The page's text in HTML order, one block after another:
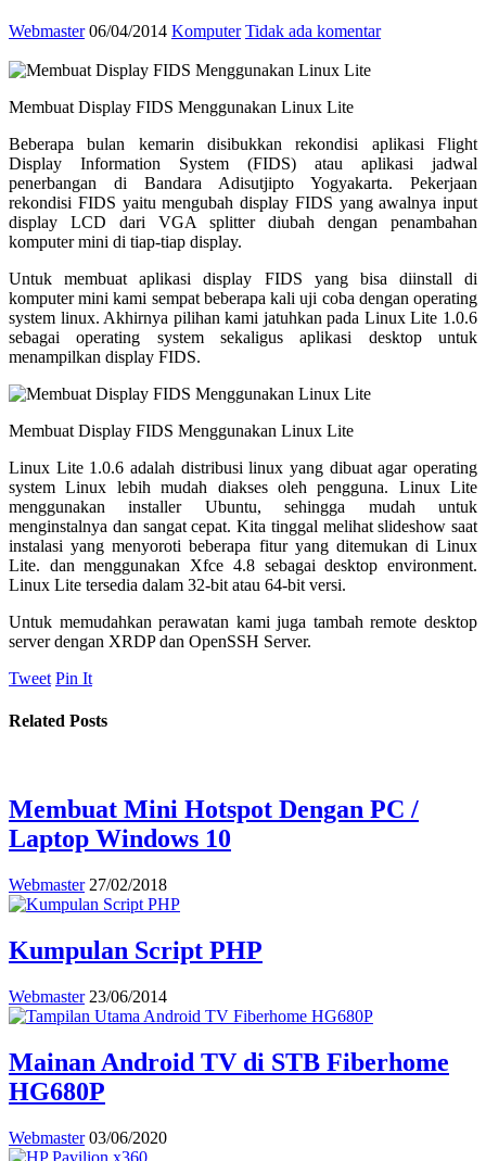
Webmaster 06/04/2014 Komputer Tidak ada komentar
Membuat Display FIDS Menggunakan Linux Lite
Beberapa bulan kemarin disibukkan rekondisi aplikasi Flight
Display Information System (FIDS) atau aplikasi jadwal
penerbangan di Bandara Adisutjipto Yogyakarta. Pekerjaan
rekondisi FIDS yaitu mengubah display FIDS yang awalnya input
display LCD dari VGA splitter diubah dengan penambahan
komputer mini di tiap-tiap display.
Untuk membuat aplikasi display FIDS yang bisa diinstall di
komputer mini kami sempat beberapa kali uji coba dengan operating
system linux. Akhirnya pilihan kami jatuhkan pada Linux Lite 1.0.6
sebagai operating system sekaligus aplikasi desktop untuk
menampilkan display FIDS.
Membuat Display FIDS Menggunakan Linux Lite
Linux Lite 1.0.6 adalah distribusi linux yang dibuat agar operating
system Linux lebih mudah diakses oleh pengguna. Linux Lite
menggunakan installer Ubuntu, sehingga mudah untuk
menginstalnya dan sangat cepat. Kita tinggal melihat slideshow saat
instalasi yang menyoroti beberapa fitur yang ditemukan di Linux
Lite. dan menggunakan Xfce 4.8 sebagai desktop environment.
Linux Lite tersedia dalam 32-bit atau 64-bit versi.
Untuk memudahkan perawatan kami juga tambah remote desktop
server dengan XRDP dan OpenSSH Server.
Tweet Pin It
Related Posts
Membuat Mini Hotspot Dengan PC /
Laptop Windows 10
Webmaster 27/02/2018
Kumpulan Script PHP
Webmaster 23/06/2014
Mainan Android TV di STB Fiberhome
HG680P
Webmaster 03/06/2020